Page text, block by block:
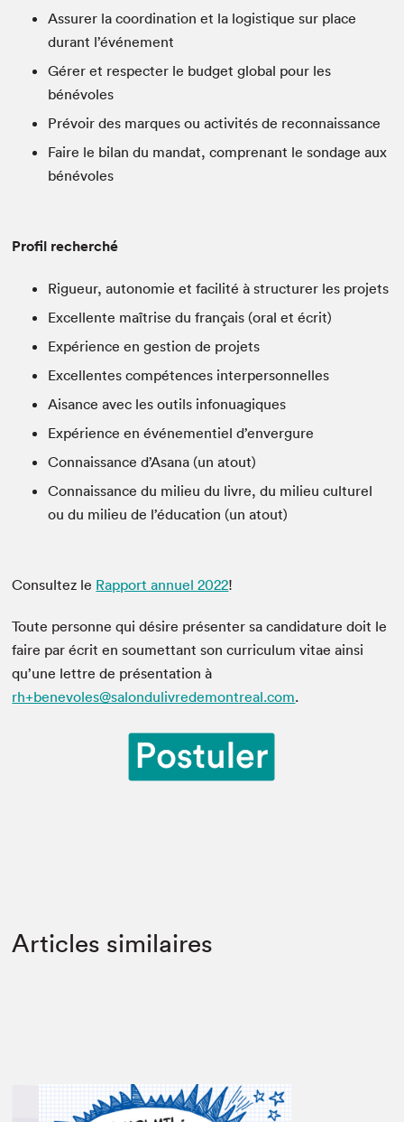
Que cherchez-vous?
Assurer la coordination et la logistique sur place
durant l’événement
Gérer et respecter le budget global pour les
bénévoles
Prévoir des marques ou activités de reconnaissance
Faire le bilan du mandat, comprenant le sondage aux
bénévoles
Profil recherché
Rigueur, autonomie et facilité à structurer les projets
Excellente maîtrise du français (oral et écrit)
Expérience en gestion de projets
Excellentes compétences interpersonnelles
Aisance avec les outils infonuagiques
Expérience en événementiel d’envergure
Connaissance d’Asana (un atout)
Connaissance du milieu du livre, du milieu culturel
ou du milieu de l’éducation (un atout)
Consultez le Rapport annuel 2022!
Toute personne qui désire présenter sa candidature doit le
faire par écrit en soumettant son curriculum vitae ainsi
qu’une lettre de présentation à
rh+benevoles@salondulivredemontreal.com.
Articles similaires